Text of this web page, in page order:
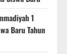
1
Baru Tahun